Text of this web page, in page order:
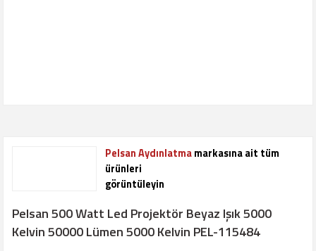
Pelsan Aydınlatmamarkasına ait tüm
ürünleri
görüntüleyin
Pelsan 500 Watt Led Projektör Beyaz Işık 5000
Kelvin 50000 Lümen 5000 Kelvin PEL-115484